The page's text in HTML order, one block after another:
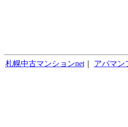
札幌中古マンションnet｜ アパマン